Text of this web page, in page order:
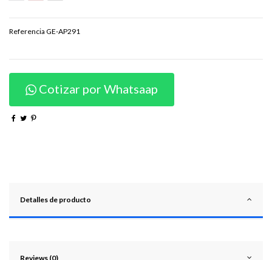
Referencia GE-AP291
Cotizar por Whatsaap
Detalles de producto
Reviews (0)